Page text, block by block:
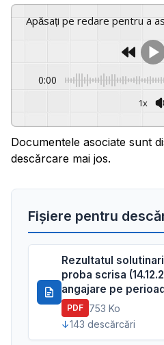
Apăsați pe redare pentru a
0:00
1x
Documentele asociate sunt
descărcare mai jos.
Fișiere pentru
Rezultatul
proba scrisa
angajare pe
PDF 753 Ko
143 descărcări